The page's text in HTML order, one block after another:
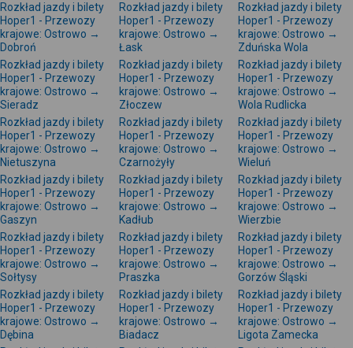
Rozkład jazdy i bilety
Hoper1 - Przewozy
krajowe: Ostrowo →
Dobroń
Rozkład jazdy i bilety
Hoper1 - Przewozy
krajowe: Ostrowo →
Łask
Rozkład jazdy i bilety
Hoper1 - Przewozy
krajowe: Ostrowo →
Zduńska Wola
Rozkład jazdy i bilety
Hoper1 - Przewozy
krajowe: Ostrowo →
Sieradz
Rozkład jazdy i bilety
Hoper1 - Przewozy
krajowe: Ostrowo →
Złoczew
Rozkład jazdy i bilety
Hoper1 - Przewozy
krajowe: Ostrowo →
Wola Rudlicka
Rozkład jazdy i bilety
Hoper1 - Przewozy
krajowe: Ostrowo →
Nietuszyna
Rozkład jazdy i bilety
Hoper1 - Przewozy
krajowe: Ostrowo →
Czarnożyły
Rozkład jazdy i bilety
Hoper1 - Przewozy
krajowe: Ostrowo →
Wieluń
Rozkład jazdy i bilety
Hoper1 - Przewozy
krajowe: Ostrowo →
Gaszyn
Rozkład jazdy i bilety
Hoper1 - Przewozy
krajowe: Ostrowo →
Kadłub
Rozkład jazdy i bilety
Hoper1 - Przewozy
krajowe: Ostrowo →
Wierzbie
Rozkład jazdy i bilety
Hoper1 - Przewozy
krajowe: Ostrowo →
Sołtysy
Rozkład jazdy i bilety
Hoper1 - Przewozy
krajowe: Ostrowo →
Praszka
Rozkład jazdy i bilety
Hoper1 - Przewozy
krajowe: Ostrowo →
Gorzów Śląski
Rozkład jazdy i bilety
Hoper1 - Przewozy
krajowe: Ostrowo →
Dębina
Rozkład jazdy i bilety
Hoper1 - Przewozy
krajowe: Ostrowo →
Biadacz
Rozkład jazdy i bilety
Hoper1 - Przewozy
krajowe: Ostrowo →
Ligota Zamecka